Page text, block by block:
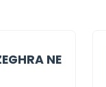
NE